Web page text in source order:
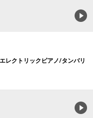
レクトリックピアノ/タンバリ